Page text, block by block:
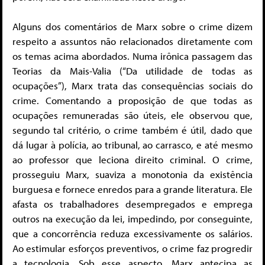
Alguns dos comentários de Marx sobre o crime dizem
respeito a assuntos não relacionados diretamente com
os temas acima abordados. Numa irônica passagem das
Teorias da Mais-Valia (“Da utilidade de todas as
ocupações”), Marx trata das consequências sociais do
crime. Comentando a proposição de que todas as
ocupações remuneradas são úteis, ele observou que,
segundo tal critério, o crime também é útil, dado que
dá lugar à polícia, ao tribunal, ao carrasco, e até mesmo
ao professor que leciona direito criminal. O crime,
prosseguiu Marx, suaviza a monotonia da existência
burguesa e fornece enredos para a grande literatura. Ele
afasta os trabalhadores desempregados e emprega
outros na execução da lei, impedindo, por conseguinte,
que a concorrência reduza excessivamente os salários.
Ao estimular esforços preventivos, o crime faz progredir